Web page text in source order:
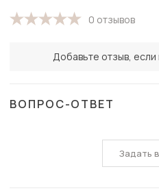
0 отзывов
Добавьте отзыв, если
ВОПРОС-ОТВЕТ
Задать